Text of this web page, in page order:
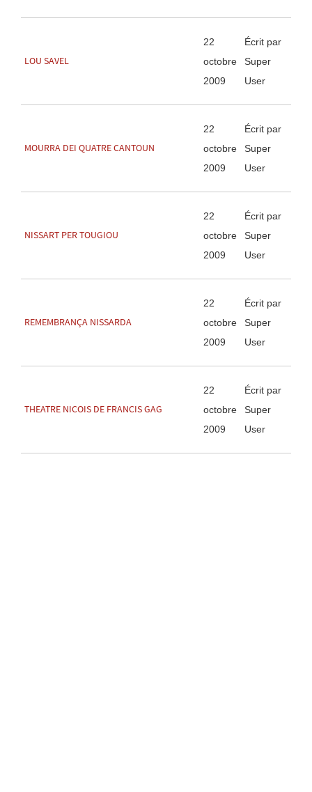
LOU SAVEL
22
octobre
2009
Écrit par
Super
User
MOURRA DEI QUATRE CANTOUN
22
octobre
2009
Écrit par
Super
User
NISSART PER TOUGIOU
22
octobre
2009
Écrit par
Super
User
REMEMBRANÇA NISSARDA
22
octobre
2009
Écrit par
Super
User
THEATRE NICOIS DE FRANCIS GAG
22
octobre
2009
Écrit par
Super
User